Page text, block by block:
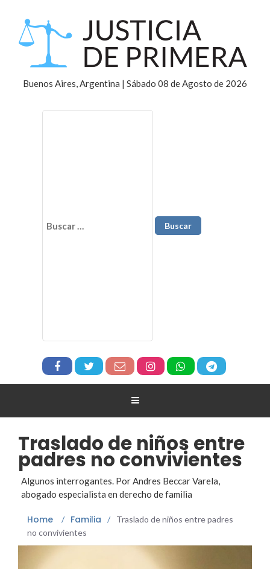
Buenos Aires, Argentina | Sábado 08 de Agosto de 2026
Traslado de niños entre
padres no convivientes
Algunos interrogantes. Por Andres Beccar Varela,
abogado especialista en derecho de familia
Home / Familia /
Traslado de niños entre padres
no convivientes